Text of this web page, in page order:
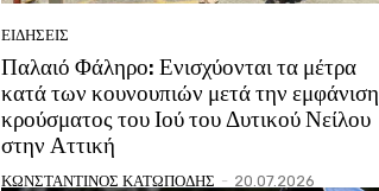
ΕΙΔΗΣΕΙΣ
Παλαιό Φάληρο: Ενισχύονται τα μέτρα
κατά των κουνουπιών μετά την εμφάνιση
κρούσματος του Ιού του Δυτικού Νείλου
στην Αττική
ΚΩΝΣΤΑΝΤΙΝΟΣ ΚΑΤΩΠΟΔΗΣ - 20.07.2026